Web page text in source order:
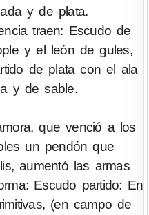
y de plata.
traen: Escudo de
y el león de gules,
de plata con el ala
y de sable.
que venció a los
un pendón que
aumentó las armas
Escudo partido: En
(en campo de